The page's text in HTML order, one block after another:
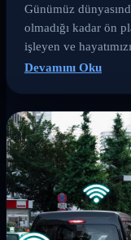
Günümüz
olmadığı kadar ön
işleyen ve
Devamını Oku